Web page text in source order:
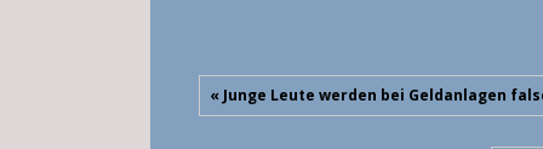
« Junge Leute werden bei Geldanlagen